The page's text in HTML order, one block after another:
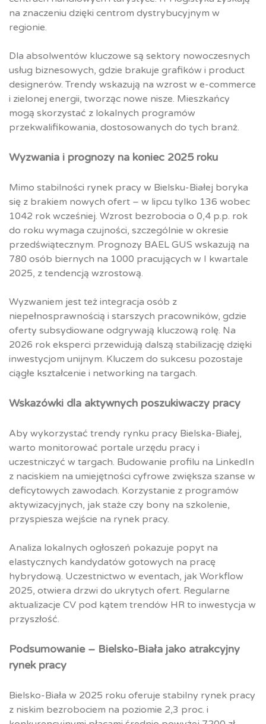
na znaczeniu dzięki centrom dystrybucyjnym w
regionie.
Dla absolwentów kluczowe są sektory nowoczesnych
usług biznesowych, gdzie brakuje grafików i product
designerów. Trendy wskazują na wzrost w e-commerce
i zielonej energii, tworząc nowe nisze. Mieszkańcy
mogą skorzystać z lokalnych programów
przekwalifikowania, dostosowanych do tych branż.
Wyzwania i prognozy na koniec 2025 roku
Mimo stabilności rynek pracy w Bielsku-Białej boryka
się z brakiem nowych ofert – w lipcu tylko 136 wobec
1042 rok wcześniej. Wzrost bezrobocia o 0,4 p.p. rok
do roku wymaga czujności, szczególnie w okresie
przedświątecznym. Prognozy BAEL GUS wskazują na
780 osób biernych na 1000 pracujących w I kwartale
2025, z tendencją wzrostową.
Wyzwaniem jest też integracja osób z
niepełnosprawnością i starszych pracowników, gdzie
oferty subsydiowane odgrywają kluczową rolę. Na
2026 rok eksperci przewidują dalszą stabilizację dzięki
inwestycjom unijnym. Kluczem do sukcesu pozostaje
ciągłe kształcenie i networking na targach.
Wskazówki dla aktywnych poszukiwaczy pracy
Aby wykorzystać trendy rynku pracy Bielska-Białej,
warto monitorować portale urzędu pracy i
uczestniczyć w targach. Budowanie profilu na LinkedIn
z naciskiem na umiejętności cyfrowe zwiększa szanse w
deficytowych zawodach. Korzystanie z programów
aktywizacyjnych, jak staże czy bony na szkolenie,
przyspiesza wejście na rynek pracy.
Analiza lokalnych ogłoszeń pokazuje popyt na
elastycznych kandydatów gotowych na pracę
hybrydową. Uczestnictwo w eventach, jak Workflow
2025, otwiera drzwi do ukrytych ofert. Regularne
aktualizacje CV pod kątem trendów HR to inwestycja w
przyszłość.
Podsumowanie – Bielsko-Biała jako atrakcyjny
rynek pracy
Bielsko-Biała w 2025 roku oferuje stabilny rynek pracy
z niskim bezrobociem na poziomie 2,3 proc. i